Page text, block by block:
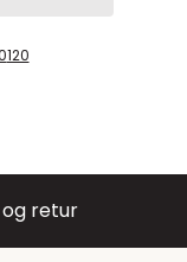
120
retur